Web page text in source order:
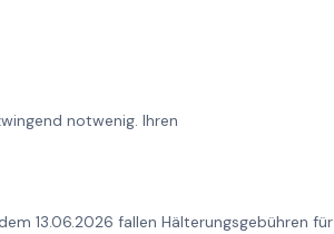
notwenig. Ihren
13.06.2026 fallen Hälterungsgebühren für